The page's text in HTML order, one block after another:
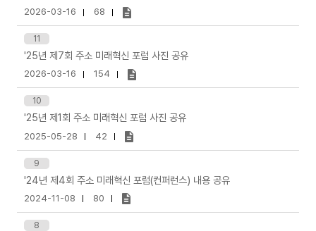
2026-03-16 68
11
'25년 제7회 주소 미래혁신 포럼 사진 공유
2026-03-16 154
10
'25년 제1회 주소 미래혁신 포럼 사진 공유
2025-05-28 42
9
'24년 제4회 주소 미래혁신 포럼(컨퍼런스) 내용 공유
2024-11-08 80
8